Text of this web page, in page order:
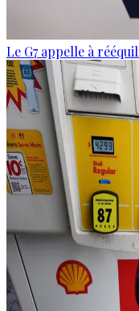
Le G7 appelle à